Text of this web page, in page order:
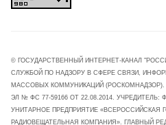
© ГОСУДАРСТВЕННЫЙ ИНТЕРНЕТ-КАНАЛ
СЛУЖБОЙ ПО НАДЗОРУ В СФЕРЕ СВЯЗИ,
МАССОВЫХ КОММУНИКАЦИЙ
ЭЛ № ФС 77-59166 ОТ 22.08.2014.
УНИТАРНОЕ ПРЕДПРИЯТИЕ «ВСЕРОССИЙСКАЯ
РАДИОВЕЩАТЕЛЬНАЯ КОМПАНИЯ». ГЛАВНЫЙ